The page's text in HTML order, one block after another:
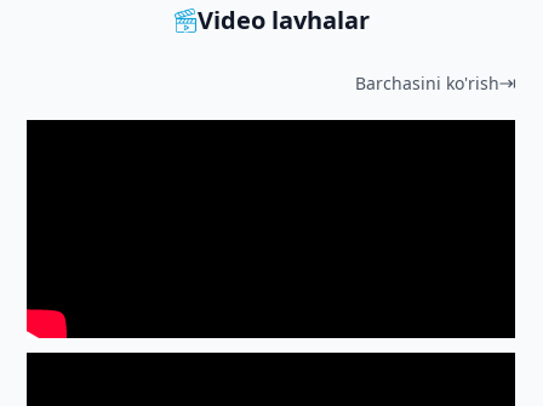
Video lavhalar
Barchasini ko'rish